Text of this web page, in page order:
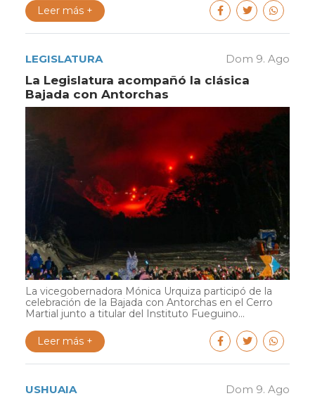
Leer más +
LEGISLATURA Dom 9. Ago
La Legislatura acompañó la clásica
Bajada con Antorchas
La vicegobernadora Mónica Urquiza participó de la
celebración de la Bajada con Antorchas en el Cerro
Martial junto a titular del Instituto Fueguino...
Leer más +
USHUAIA Dom 9. Ago